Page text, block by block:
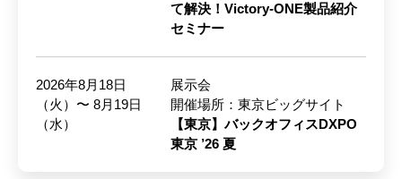
て解決！Victory-ONE製品紹介
セミナー
2026年8月18日
（火）〜 8月19日
（水）
展示会
開催場所：東京ビッグサイト
【東京】バックオフィスDXPO
東京 ’26 夏